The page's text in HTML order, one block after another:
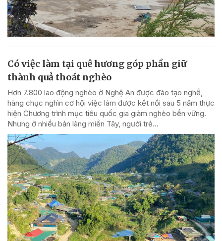
Có việc làm tại quê hương góp phần giữ
thành quả thoát nghèo
Hơn 7.800 lao động nghèo ở Nghệ An được đào tạo nghề,
hàng chục nghìn cơ hội việc làm được kết nối sau 5 năm thực
hiện Chương trình mục tiêu quốc gia giảm nghèo bền vững.
Nhưng ở nhiều bản làng miền Tây, người trẻ...